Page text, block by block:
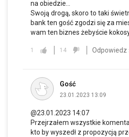
na obiedzie...
Swoją drogą, skoro to taki
bank ten gość zgodzi się za
wam ten biznes żebyście
1 14 Odpowiedz
Gość
23.01.2023 13:09
@23.01.2023 14:07
Przejrzałem wszystkie
kto by wyszedł z propozycją